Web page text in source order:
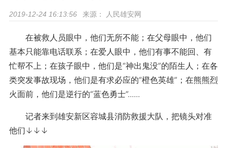
2019-12-24 16:13:56 来源： 人民雄安网
在被救人员眼中，他们无所不能；在父母眼中，他们
基本只能靠电话联系；在爱人眼中，他们有事不能回、有
忙帮不上；在孩子眼中，他们是“神出鬼没”的陌生人；在各
类突发事故现场，他们是有求必应的“橙色英雄”；在熊熊烈
火面前，他们是逆行的“蓝色勇士”......
记者来到雄安新区容城县消防救援大队， 把镜头对准
他们↓↓↓